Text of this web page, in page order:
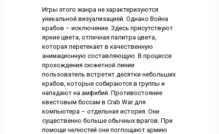
Игры этого жанра не характеризуются
уникальной визуализацией. Однако Война
крабов – исключение. Здесь присутствуют
яркие цвета, отличная палитра цвета,
которая перетекает в качественную
анимационную составляющую. В процессе
прохождения сюжетной линии
пользователь встретит десятки небольших
крабов, которые собираются в группы и
нападают на амфибий. Противостояние
квестовым боссам в Crab War для
компьютера – отдельная история. Они
существенно больше обычных врагов. При
помощи челюстей они поглощают армию